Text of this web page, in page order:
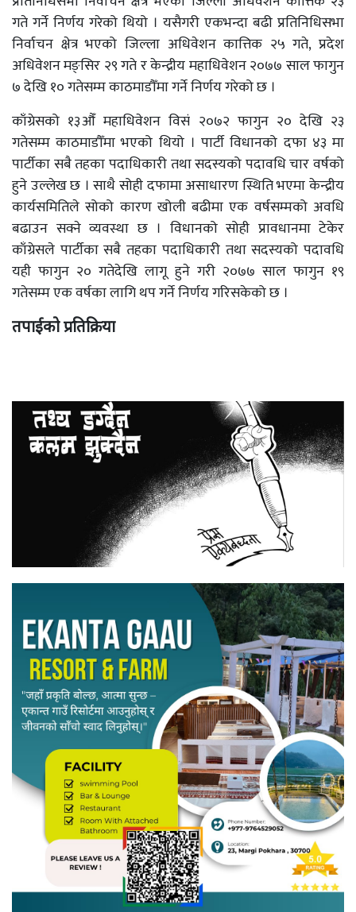
गते गर्ने निर्णय गरेको थियो । यसैगरी एकभन्दा बढी प्रतिनिधिसभा
निर्वाचन क्षेत्र भएको जिल्ला अधिवेशन कात्तिक २५ गते, प्रदेश
अधिवेशन मङ्सिर २९ गते र केन्द्रीय महाधिवेशन २०७७ साल फागुन
७ देखि १० गतेसम्म काठमाडौँमा गर्ने निर्णय गरेको छ ।
काँग्रेसको १३औँ महाधिवेशन विसं २०७२ फागुन २० देखि २३
गतेसम्म काठमाडौँमा भएको थियो । पार्टी विधानको दफा ४३ मा
पार्टीका सबै तहका पदाधिकारी तथा सदस्यको पदावधि चार वर्षको
हुने उल्लेख छ । साथै सोही दफामा असाधारण स्थिति भएमा केन्द्रीय
कार्यसमितिले सोको कारण खोली बढीमा एक वर्षसम्मको अवधि
बढाउन सक्ने व्यवस्था छ । विधानको सोही प्रावधानमा टेकेर
काँग्रेसले पार्टीका सबै तहका पदाधिकारी तथा सदस्यको पदावधि
यही फागुन २० गतेदेखि लागू हुने गरी २०७७ साल फागुन १९
गतेसम्म एक वर्षका लागि थप गर्ने निर्णय गरिसकेको छ ।
तपाईको प्रतिक्रिया